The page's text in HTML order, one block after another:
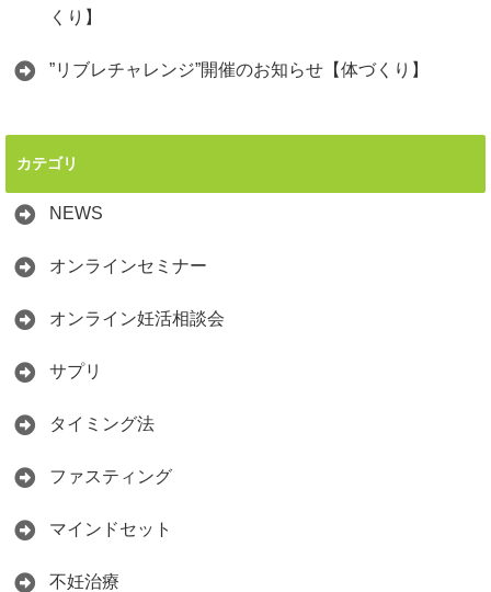
くり】
”リブレチャレンジ”開催のお知らせ【体づくり】
カテゴリ
NEWS
オンラインセミナー
オンライン妊活相談会
サプリ
タイミング法
ファスティング
マインドセット
不妊治療